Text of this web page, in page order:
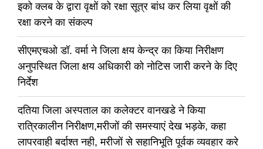
इको क्लब के द्वारा वृक्षों को रक्षा सूत्र बांध कर लिया वृक्षों की
रक्षा करने का संकल्प
सीएमएचओ डॉ. वर्मा ने जिला क्षय केन्द्र का किया निरीक्षण
अनुपस्थित जिला क्षय अधिकारी को नोटिस जारी करने के दिए
निर्देश
दतिया जिला अस्पताल का कलेक्टर वानखडे ने किया
रात्रिकालीन निरीक्षण,मरीजों की समस्याएं देख भड़के, कहा
लापरवाही बर्दाश्त नही, मरीजों से सहानिभूति पूर्वक व्यवहार करे